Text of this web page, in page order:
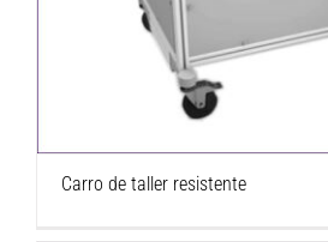
Carro de taller resistente